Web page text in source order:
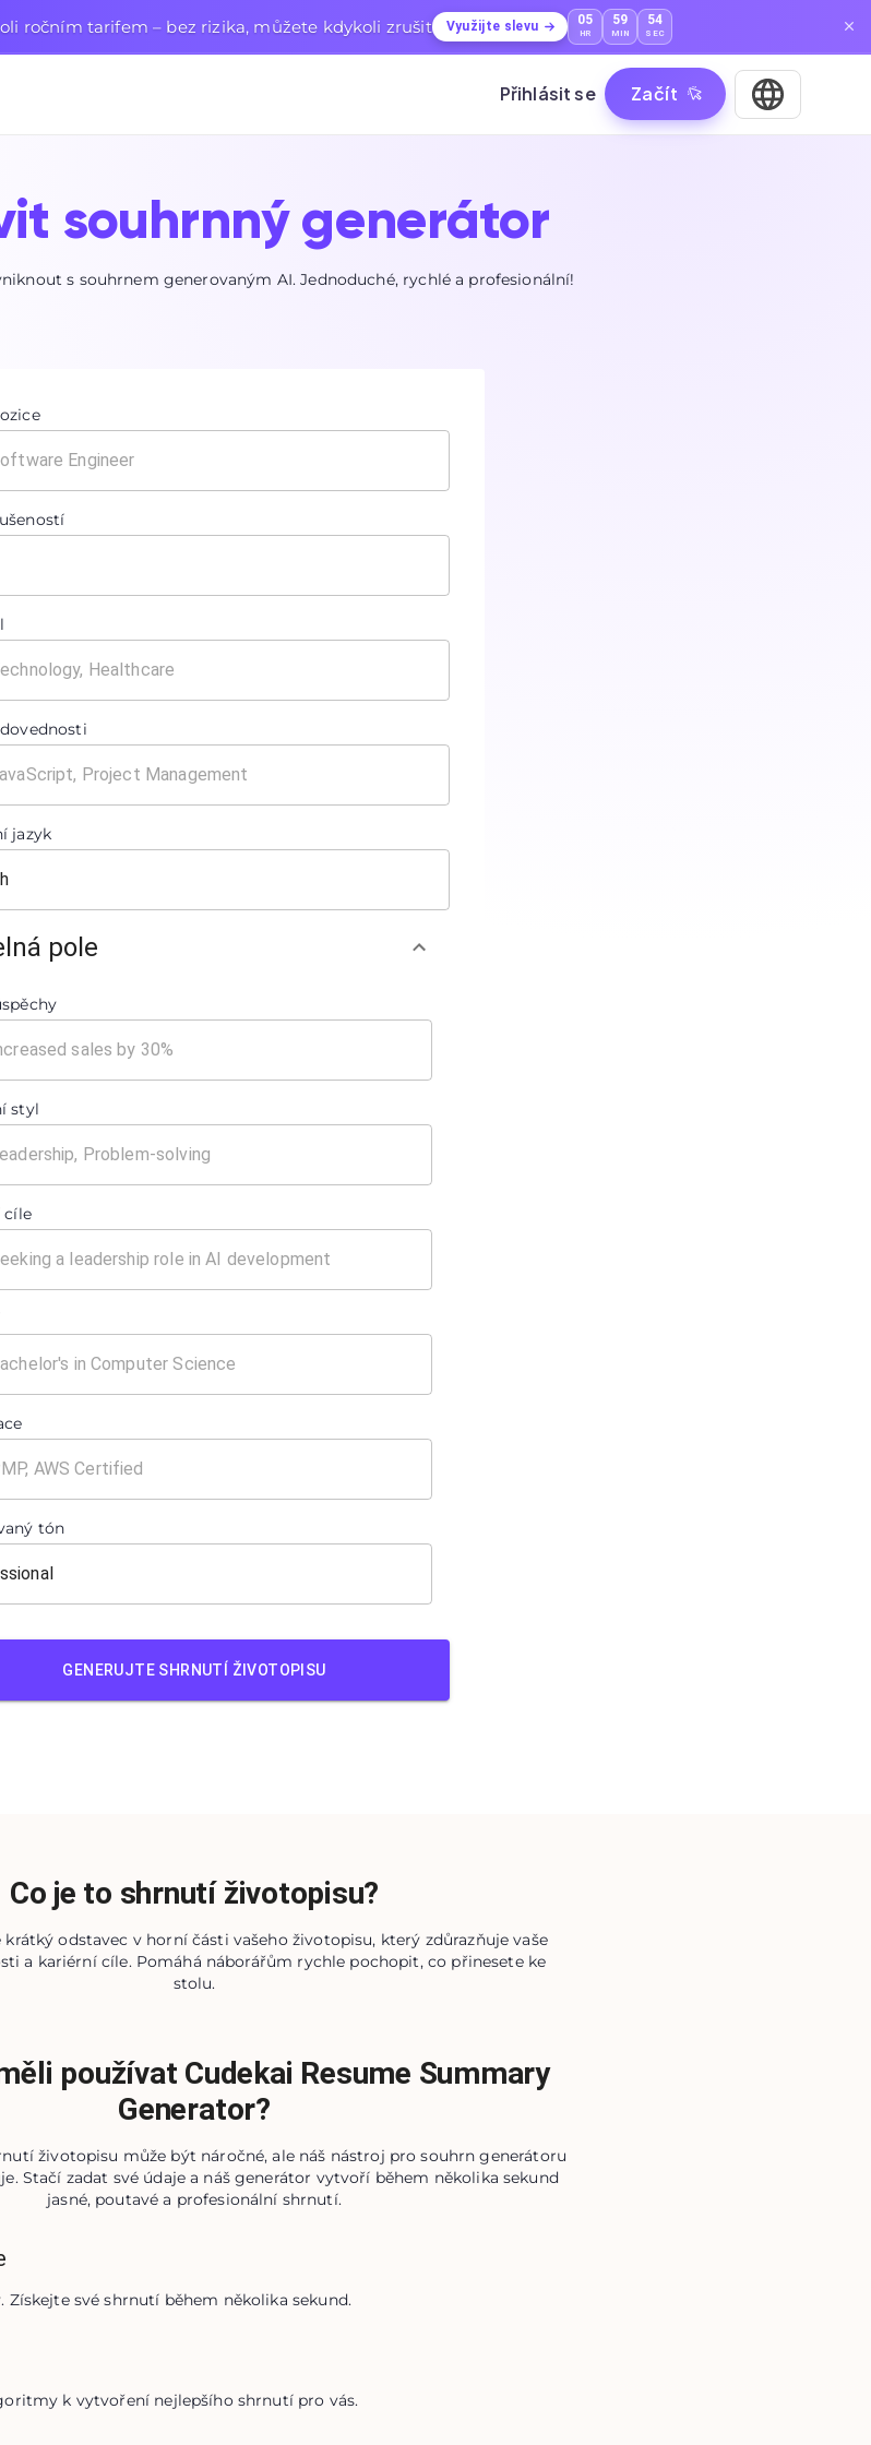
ročním tarifem – bez rizika, můžete kdykoli zrušit Využijte slevu 05
HR
59
MIN
53
SEC
Přihlásit se Začít
souhrnný generátor
s souhrnem generovaným AI. Jednoduché, rychlé a profesionální!
jazyk
pole
styl
cíle
tón
GENERUJTE SHRNUTÍ ŽIVOTOPISU
Co je to shrnutí životopisu?
odstavec v horní části vašeho životopisu, který zdůrazňuje vaše
a kariérní cíle. Pomáhá náborářům rychle pochopit, co přinesete ke
stolu.
používat Cudekai Resume Summary
Generator?
životopisu může být náročné, ale náš nástroj pro souhrn generátoru
Stačí zadat své údaje a náš generátor vytvoří během několika sekund
jasné, poutavé a profesionální shrnutí.
Získejte své shrnutí během několika sekund.
k vytvoření nejlepšího shrnutí pro vás.